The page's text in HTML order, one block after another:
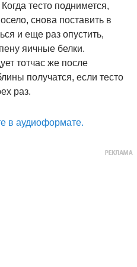
тесто поднимется,
снова поставить в
и еще раз опустить,
яичные белки.
тотчас же после
получатся, если тесто
раз.
в аудиоформате.